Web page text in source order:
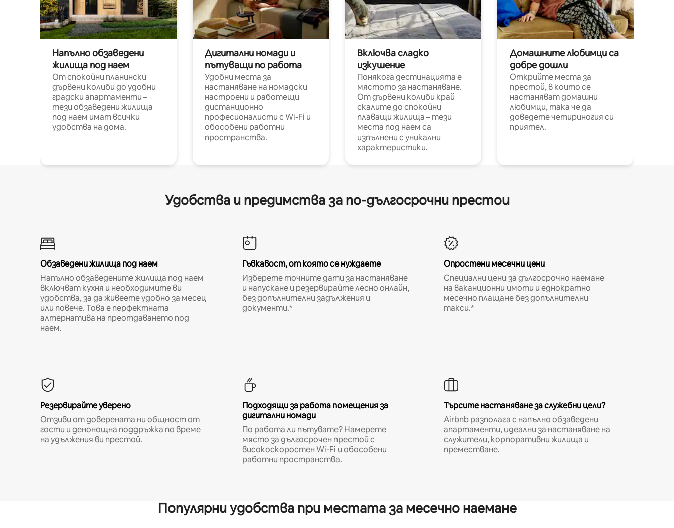
Напълно обзаведени
жилища под наем
От спокойни планински
дървени колиби до удобни
градски апартаменти –
тези обзаведени жилища
под наем имат всички
удобства на дома.
Дигитални номади и
пътуващи по работа
Удобни места за
настаняване на номадски
настроени и работещи
дистанционно
професионалисти с Wi-Fi и
обособени работни
пространства.
Включва сладко
изкушение
Понякога дестинацията е
мястото за настаняване.
От дървени колиби край
скалите до спокойни
плаващи жилища – тези
места под наем са
изпълнени с уникални
характеристики.
Домашните любимци са
добре дошли
Открийте места за
престой, в които се
настаняват домашни
любимци, така че да
доведете четириногия си
приятел.
Удобства и предимства за по-дългосрочни престои
Обзаведени жилища под наем
Напълно обзаведените жилища под наем
включват кухня и необходимите ви
удобства, за да живеете удобно за месец
или повече. Това е перфектната
алтернатива на преотдаването под
наем.
Гъвкавост, от която се нуждаете
Изберете точните дати за настаняване
и напускане и резервирайте лесно онлайн,
без допълнителни задължения и
документи.*
Опростени месечни цени
Специални цени за дългосрочно наемане
на ваканционни имоти и еднократно
месечно плащане без допълнителни
такси.*
Резервирайте уверено
Отзиви от доверената ни общност от
гости и денонощна поддръжка по време
на удължения ви престой.
Подходящи за работа помещения за
дигитални номади
По работа ли пътувате? Намерете
място за дългосрочен престой с
високоскоростен Wi-Fi и обособени
работни пространства.
Търсите настаняване за служебни цели?
Airbnb разполага с напълно обзаведени
апартаменти, идеални за настаняване на
служители, корпоративни жилища и
преместване.
Популярни удобства при местата за месечно наемане